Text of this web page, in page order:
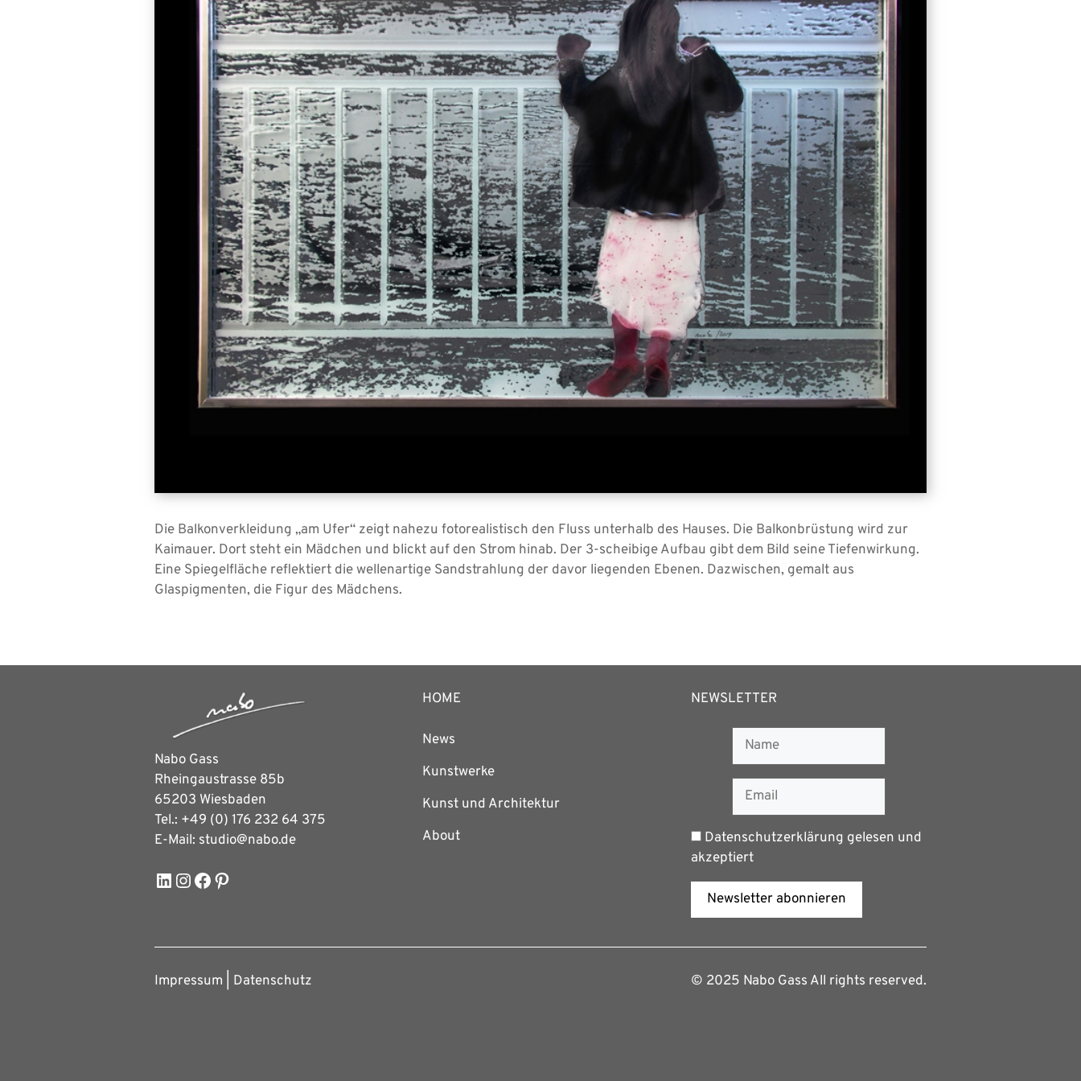
Die Balkonverkleidung „am Ufer“ zeigt nahezu fotorealistisch den Fluss unterhalb des Hauses. Die Balkonbrüstung wird zur
Kaimauer. Dort steht ein Mädchen und blickt auf den Strom hinab. Der 3-scheibige Aufbau gibt dem Bild seine Tiefenwirkung.
Eine Spiegelfläche reflektiert die wellenartige Sandstrahlung der davor liegenden Ebenen. Dazwischen, gemalt aus
Glaspigmenten, die Figur des Mädchens.
Nabo Gass
Rheingaustrasse 85b
65203 Wiesbaden
Tel.: +49 (0) 176 232 64 375
E-Mail: studio@nabo.de
LinkedIn
Instagram
Facebook
Pinterest
HOME
News
Kunstwerke
Kunst und Architektur
About
NEWSLETTER
Datenschutzerklärung gelesen und
akzeptiert
Newsletter abonnieren
Impressum Datenschutz © 2025 Nabo Gass All rights reserved.